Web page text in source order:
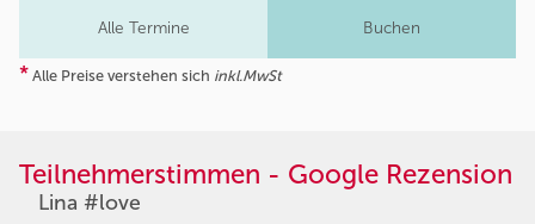
Alle Termine Buchen
* Alle Preise verstehen sich inkl.MwSt
Teilnehmerstimmen - Google Rezension
Lina #love